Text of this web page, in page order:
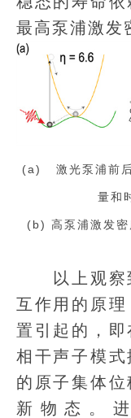
最高泵浦激发
(a) 激光泵浦前后
量和
(b) 高泵浦激发密
以上观察到
互作用的原
置引起的，
相干声子模
的原子集体
新物态。